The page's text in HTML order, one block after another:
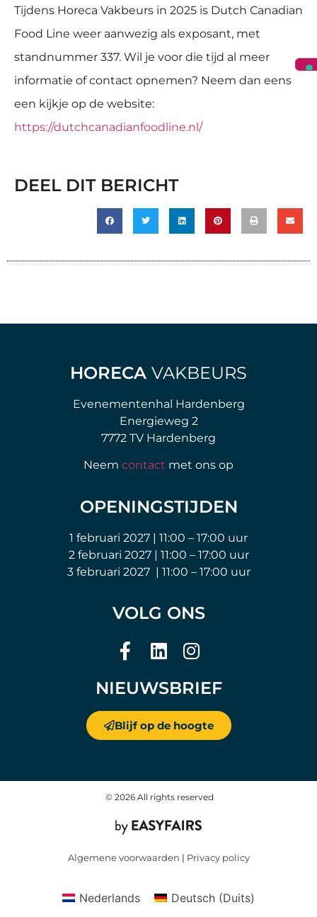
Tijdens Horeca Vakbeurs in 2025 is Dutch Canadian
Food Line weer aanwezig als exposant, met
standnummer 337. Wil je voor die tijd al meer
informatie of contact opnemen? Neem dan eens
een kijkje op de website:
https://dutchcanadianfoodline.nl/
DEEL DIT BERICHT
HORECA VAKBEURS
Evenementenhal Hardenberg
Energieweg 2
7772 TV Hardenberg
Neem contact met ons op
OPENINGSTIJDEN
1 februari 2027 | 11:00 – 17:00 uur
2 februari 2027 | 11:00 – 17:00 uur
3 februari 2027 | 11:00 – 17:00 uur
VOLG ONS
NIEUWSBRIEF
Blijf op de hoogte
© 2026 All rights reserved
Algemene voorwaarden | Privacy policy
Nederlands Deutsch (Duits)